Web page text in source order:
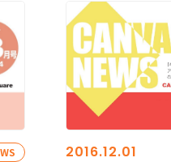
2016.12.01